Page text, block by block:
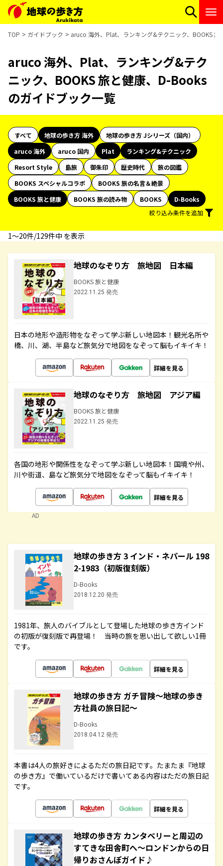
TOP ガイドブック aruco 海外、Plat、ランキング&テクニック、BOOKS
aruco 海外、Plat、ランキング&テク
ニック、BOOKS 旅と健康、D-Books
のガイドブック一覧
すべて 地球の歩き方 海外
地球の歩き方 Jシリーズ（国内）
aruco 海外
aruco 国内 Plat
ランキング&テクニック
Resort Style
島旅 御朱印 歴史時代
旅の図鑑
BOOKS スペシャルコラボ
BOOKS 旅の名言＆絶景
BOOKS 旅と健康
BOOKS 旅の読み物 BOOKS
D-Books
絞り込み条件を追加
1〜20件/129件中 を表示
地球のなぞり方 旅地図 日本編
BOOKS 旅と健康
2022.11.25 発売
日本の地形や造形物をなぞって学ぶ新しい地図本！観光名所や
橋、川、湖、半島など旅気分で地図をなぞって脳もイキイキ！
詳細を見る
地球のなぞり方 旅地図 アジア編
BOOKS 旅と健康
2022.11.25 発売
各国の地形や関係性をなぞって学ぶ新しい地図本！国境や州、
川や街道、島など旅気分で地図をなぞって脳もイキイキ！
詳細を見る
AD
地球の歩き方 3 インド・ネパール 198
2-1983（初版復刻版）
D-Books
2018.12.20 発売
1981年、旅人のバイブルとして登場した地球の歩き方インド
の初版が復刻版で再登場！ 当時の旅を思い出して欲しい1冊
です。
詳細を見る
地球の歩き方 ガチ冒険～地球の歩き
方社員の旅日記～
D-Books
2018.04.12 発売
本書は4人の旅好きによるただの旅日記です。たまたま『地球
の歩き方』で働いているだけで書いてある内容はただの旅日記
です。
詳細を見る
地球の歩き方 カンタベリーと周辺の
すてきな田舎町へ～ロンドンからの日
帰りおさんぽガイド♪